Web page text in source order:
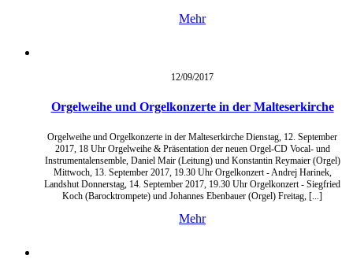
Mehr
12/09/2017
Orgelweihe und Orgelkonzerte in der Malteserkirche
Orgelweihe und Orgelkonzerte in der Malteserkirche Dienstag, 12. September
2017, 18 Uhr Orgelweihe & Präsentation der neuen Orgel-CD Vocal- und
Instrumentalensemble, Daniel Mair (Leitung) und Konstantin Reymaier (Orgel)
Mittwoch, 13. September 2017, 19.30 Uhr Orgelkonzert - Andrej Harinek,
Landshut Donnerstag, 14. September 2017, 19.30 Uhr Orgelkonzert - Siegfried
Koch (Barocktrompete) und Johannes Ebenbauer (Orgel) Freitag, [...]
Mehr